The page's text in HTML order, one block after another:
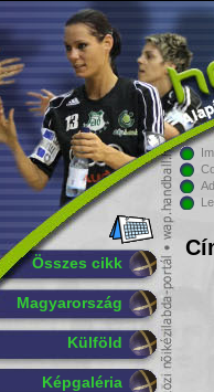
Összes cikk
Magyarország
Külföld
Képgaléria